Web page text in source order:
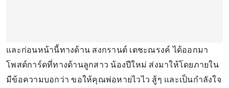
และก่อนหน้านี้ทางด้าน สงกรานต์ เตชะณรงค์ ได้ออกมา
โพสต์การ์ดที่ทางด้านลูกสาว น้องปีใหม่ ส่งมาให้โดยภายใน
มีข้อความบอกว่า ขอให้คุณพ่อหายไวไว สู้ๆ และเป็นกำลังใจ